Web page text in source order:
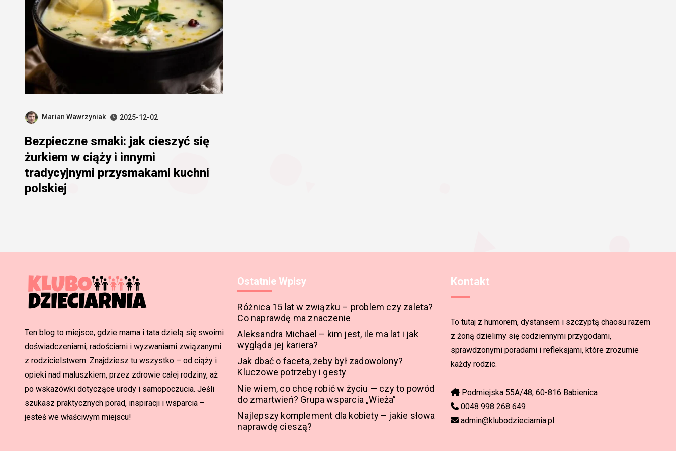
Marian Wawrzyniak 2025-12-02
Bezpieczne smaki: jak cieszyć się
żurkiem w ciąży i innymi
tradycyjnymi przysmakami kuchni
polskiej
Ten blog to miejsce, gdzie mama i tata dzielą się swoimi
doświadczeniami, radościami i wyzwaniami związanymi
z rodzicielstwem. Znajdziesz tu wszystko – od ciąży i
opieki nad maluszkiem, przez zdrowie całej rodziny, aż
po wskazówki dotyczące urody i samopoczucia. Jeśli
szukasz praktycznych porad, inspiracji i wsparcia –
jesteś we właściwym miejscu!
Ostatnie Wpisy
Różnica 15 lat w związku – problem czy zaleta?
Co naprawdę ma znaczenie
Aleksandra Michael – kim jest, ile ma lat i jak
wygląda jej kariera?
Jak dbać o faceta, żeby był zadowolony?
Kluczowe potrzeby i gesty
Nie wiem, co chcę robić w życiu — czy to powód
do zmartwień? Grupa wsparcia „Wieża”
Najlepszy komplement dla kobiety – jakie słowa
naprawdę cieszą?
Kontakt
To tutaj z humorem, dystansem i szczyptą chaosu razem
z żoną dzielimy się codziennymi przygodami,
sprawdzonymi poradami i refleksjami, które zrozumie
każdy rodzic.
Podmiejska 55A/48, 60-816 Babienica
0048 998 268 649
admin@klubodzieciarnia.pl